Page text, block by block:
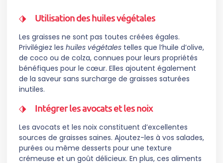
Utilisation des huiles végétales
Les graisses ne sont pas toutes créées égales.
Privilégiez les huiles végétales telles que l’huile d’olive,
de coco ou de colza, connues pour leurs propriétés
bénéfiques pour le cœur. Elles ajoutent également
de la saveur sans surcharge de graisses saturées
inutiles.
Intégrer les avocats et les noix
Les avocats et les noix constituent d’excellentes
sources de graisses saines. Ajoutez-les à vos salades,
purées ou même desserts pour une texture
crémeuse et un goût délicieux. En plus, ces aliments